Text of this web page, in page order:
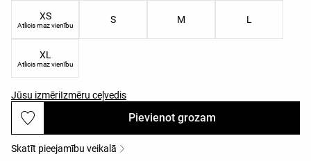
XS
Atlicis maz vienību
S M L
XL
Atlicis maz vienību
Jūsu izmēriIzmēru ceļvedis
Pievienot grozam
Skatīt pieejamību veikalā